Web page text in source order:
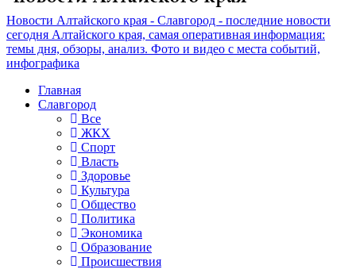
Новости Алтайского края - Славгород - последние новости
сегодня Алтайского края, самая оперативная информация:
темы дня, обзоры, анализ. Фото и видео с места событий,
инфографика
Главная
Славгород
Все
ЖКХ
Спорт
Власть
Здоровье
Культура
Общество
Политика
Экономика
Образование
Происшествия